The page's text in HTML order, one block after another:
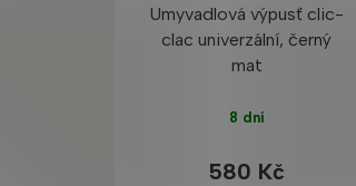
Umyvadlová výpusť clic-
clac univerzální, černý
mat
8 dní
580 Kč